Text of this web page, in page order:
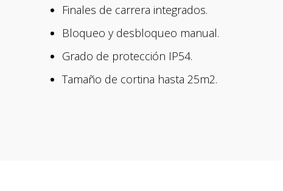
Finales de carrera integrados.
Bloqueo y desbloqueo manual.
Grado de protección IP54.
Tamaño de cortina hasta 25m2.